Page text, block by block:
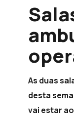
As duas
desta
vai estar